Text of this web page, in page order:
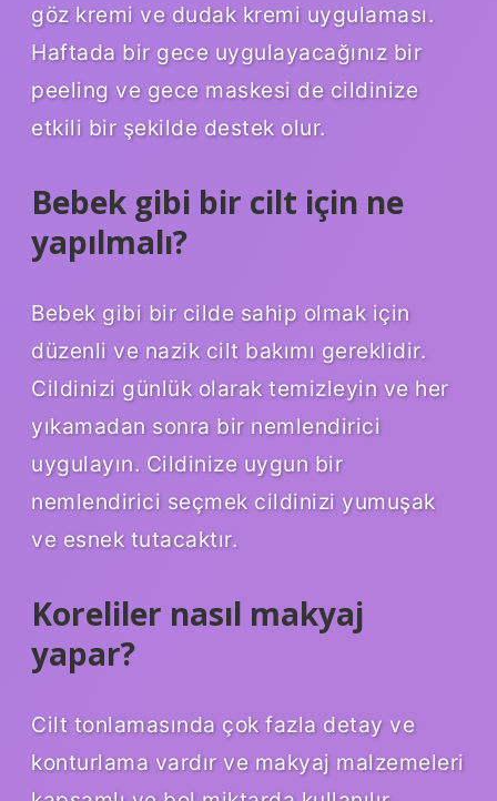
göz kremi ve dudak kremi uygulaması.
Haftada bir gece uygulayacağınız bir
peeling ve gece maskesi de cildinize
etkili bir şekilde destek olur.
Bebek gibi bir cilt için ne
yapılmalı?
Bebek gibi bir cilde sahip olmak için
düzenli ve nazik cilt bakımı gereklidir.
Cildinizi günlük olarak temizleyin ve her
yıkamadan sonra bir nemlendirici
uygulayın. Cildinize uygun bir
nemlendirici seçmek cildinizi yumuşak
ve esnek tutacaktır.
Koreliler nasıl makyaj
yapar?
Cilt tonlamasında çok fazla detay ve
konturlama vardır ve makyaj malzemeleri